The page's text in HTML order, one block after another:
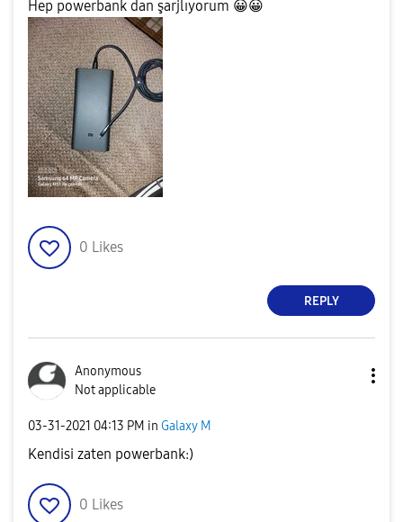
Hep powerbank dan şarjlıyorum 😀😀
0 Likes
REPLY
Anonymous
Not applicable
‎03-31-2021 04:13 PM in Galaxy M
Kendisi zaten powerbank:)
0 Likes